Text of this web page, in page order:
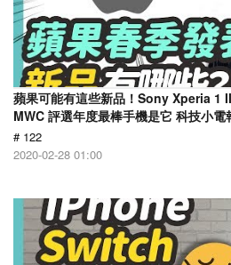
蘋果可能有這些新品！Sony Xperia 1
MWC 評選年度最棒手機是它 科技小電
# 122
2020-02-28 01:00